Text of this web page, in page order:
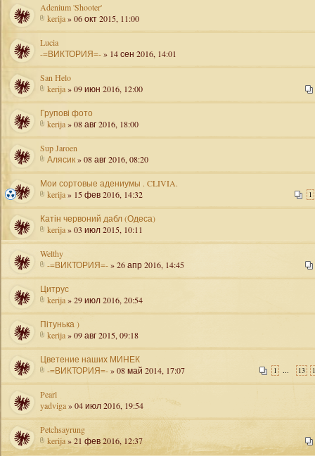
Adenium 'Shooter'
kerija» 06 окт 2015, 11:00
Lucia
-=ВИКТОРИЯ=-» 14 сен 2016, 14:01
San Helo
kerija» 09 июн 2016, 12:00
Групові фото
kerija» 08 авг 2016, 18:00
Sup Jaroen
Алясик» 08 авг 2016, 08:20
Мои сортовые адениумы . CLIVIA.
1
kerija» 15 фев 2016, 14:32
Катін червоний дабл (Одеса)
kerija» 03 июл 2015, 10:11
Welthy
-=ВИКТОРИЯ=-» 26 апр 2016, 14:45
Цитрус
kerija» 29 июл 2016, 20:54
Пітунька )
kerija» 09 авг 2015, 09:18
Цветение наших МИНЕК
1 ... 13
-=ВИКТОРИЯ=-» 08 май 2014, 17:07
Pearl
yadviga» 04 июл 2016, 19:54
Petchsayrung
kerija» 21 фев 2016, 12:37